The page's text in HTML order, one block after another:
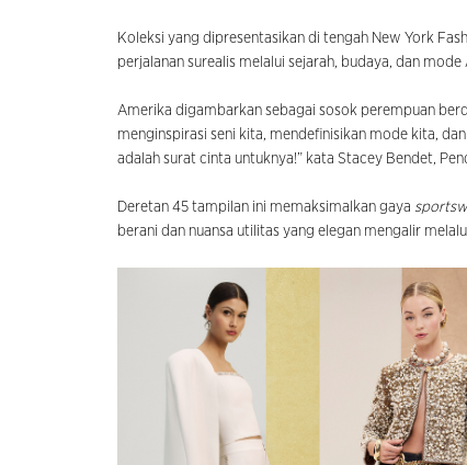
Koleksi yang dipresentasikan di tengah New York
perjalanan surealis melalui sejarah, budaya, dan
Amerika digambarkan sebagai sosok perempuan
menginspirasi seni kita, mendefinisikan mode kita,
adalah surat cinta untuknya!” kata Stacey Bendet,
Deretan 45 tampilan ini memaksimalkan gaya
berani dan nuansa utilitas yang elegan mengalir